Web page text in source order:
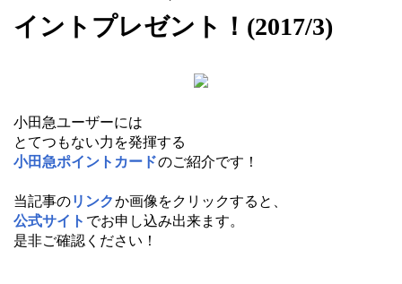
イントプレゼント！(2017/3)
小田急ユーザーには
とてつもない力を発揮する
小田急ポイントカードのご紹介です！
当記事のリンクか画像をクリックすると、
公式サイト でお申し込み出来ます。
是非ご確認ください！